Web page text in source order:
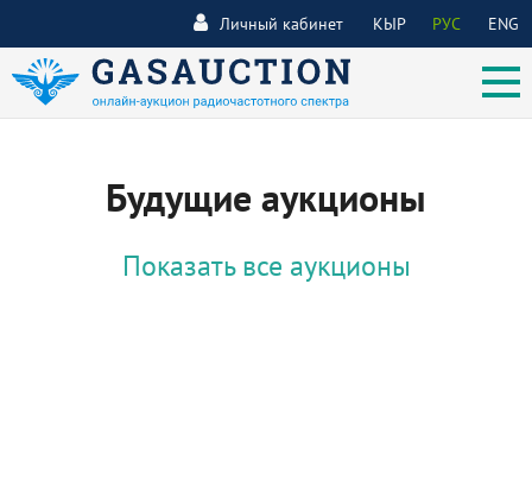
КЫР РУС ENG
Личный кабинет
Будущие аукционы
Показать все аукционы